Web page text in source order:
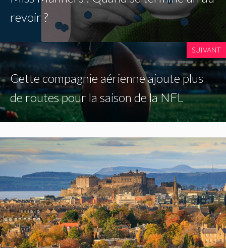
revoir ?
SUIVANT
Cette compagnie aérienne ajoute plus
de routes pour la saison de la NFL